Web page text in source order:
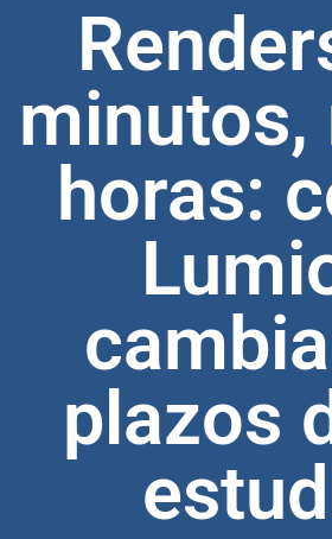
minutos,
horas:
plazos